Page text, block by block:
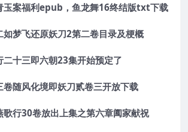
玉案福利epub，鱼龙舞16终结版txt下载
如梦飞还原妖刀2第二卷目录及梗概
二十三即六朝23集开始预定了
卷随风化境即妖刀贰卷三开放下载
歌行30卷放出上集之第六章阖家献祝